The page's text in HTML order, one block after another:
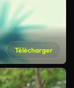
Télécharger